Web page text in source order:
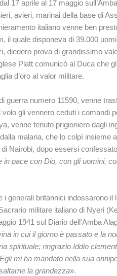
17 aprile al 17 maggio
avieri, marinai della base di
italiano venne ben
il quale disponeva di 39.000
diedero prova di grandissimo
Platt comunicò al Duca che
d’oro al valor militare.
guerra numero 11590, venne
gli vennero ceduti i comandi
venne tenuto prigioniero dagli
malaria, che lo colpì insieme
di Nairobi, dopo essersi
in pace con Dio, con gli uomini,
i generali britannici indossarono
militare italiano di Nyeri
1941 sul Diario dell’Amba
in cui il giorno è passato e la
spirituale; ringrazio Iddio
mi ha mandato nella sua
la grandezza».